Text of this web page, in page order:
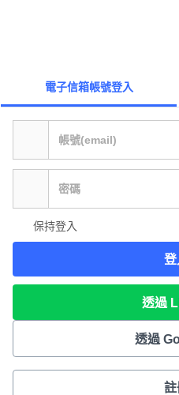
電子信箱帳號登入
保持登入
登
透過
透過
註